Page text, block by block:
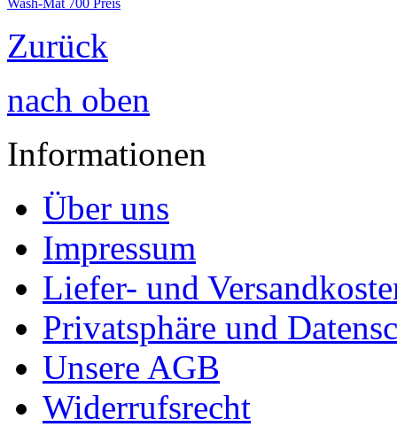
Zurück
nach oben
Informationen
Über uns
Impressum
Liefer- und
Privatsphäre und
Unsere AGB
Widerrufsrecht